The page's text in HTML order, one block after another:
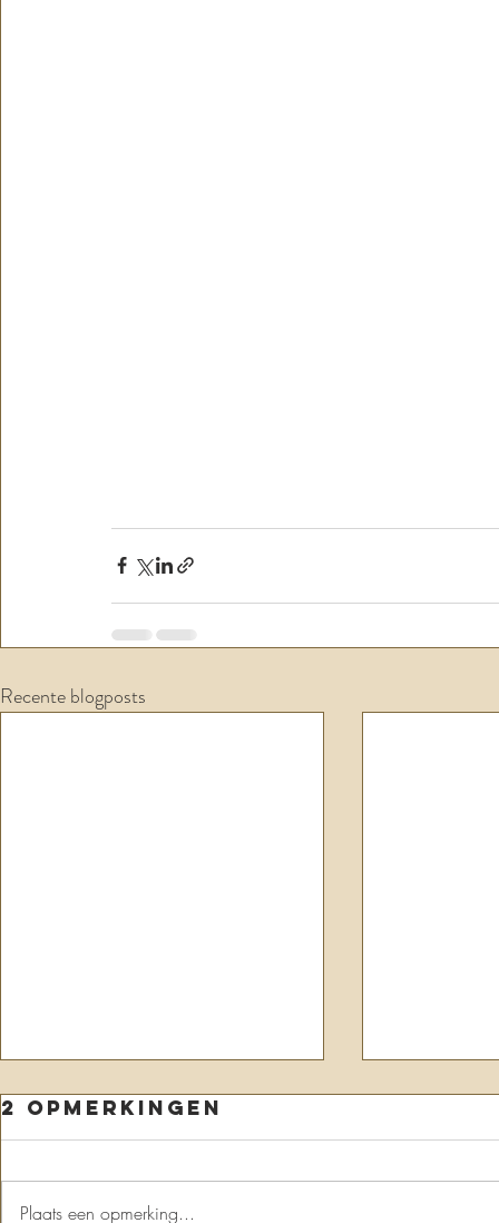
Recente blogposts
Koningsdag in
ons terras weer om in een koninklijk
2 opmerkingen
Plaats een opmerking...